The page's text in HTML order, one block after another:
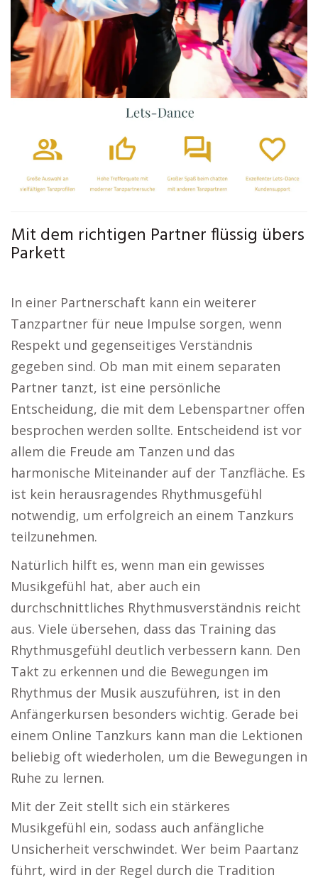
Mit dem richtigen Partner flüssig übers
Parkett
In einer Partnerschaft kann ein weiterer
Tanzpartner für neue Impulse sorgen, wenn
Respekt und gegenseitiges Verständnis
gegeben sind. Ob man mit einem separaten
Partner tanzt, ist eine persönliche
Entscheidung, die mit dem Lebenspartner offen
besprochen werden sollte. Entscheidend ist vor
allem die Freude am Tanzen und das
harmonische Miteinander auf der Tanzfläche. Es
ist kein herausragendes Rhythmusgefühl
notwendig, um erfolgreich an einem Tanzkurs
teilzunehmen.
Natürlich hilft es, wenn man ein gewisses
Musikgefühl hat, aber auch ein
durchschnittliches Rhythmusverständnis reicht
aus. Viele übersehen, dass das Training das
Rhythmusgefühl deutlich verbessern kann. Den
Takt zu erkennen und die Bewegungen im
Rhythmus der Musik auszuführen, ist in den
Anfängerkursen besonders wichtig. Gerade bei
einem Online Tanzkurs kann man die Lektionen
beliebig oft wiederholen, um die Bewegungen in
Ruhe zu lernen.
Mit der Zeit stellt sich ein stärkeres
Musikgefühl ein, sodass auch anfängliche
Unsicherheit verschwindet. Wer beim Paartanz
führt, wird in der Regel durch die Tradition